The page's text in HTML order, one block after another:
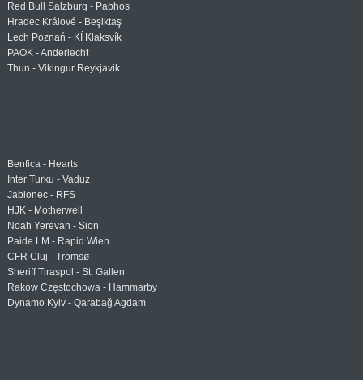
Red Bull Salzburg - Paphos
Hradec Králové - Beşiktaş
Lech Poznań - KÍ Klaksvík
PAOK - Anderlecht
Thun - Vikingur Reykjavik
Benfica - Hearts
Inter Turku - Vaduz
Jablonec - RFS
HJK - Motherwell
Noah Yerevan - Sion
Paide LM - Rapid Wien
CFR Cluj - Tromsø
Sheriff Tiraspol - St. Gallen
Raków Częstochowa - Hammarby
Dynamo Kyiv - Qarabağ Agdam